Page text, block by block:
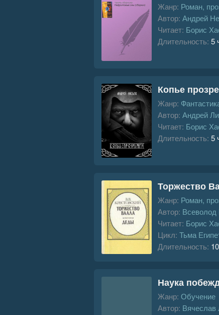
Жанр: Роман,
Автор: Андрей
Читает: Борис
Длительность: 5
Копье
Жанр:
Автор: Андрей
Читает: Борис
Длительность: 5
Торжество
Жанр: Роман,
Автор: Всеволод
Читает: Борис
Цикл: Тьма
Длительность:
Наука
Жанр: Обучение
Автор: Вячеслав